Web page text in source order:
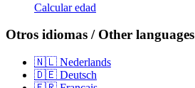
Calcular edad
Otros idiomas / Other languages
🇳🇱 Nederlands
🇩🇪 Deutsch